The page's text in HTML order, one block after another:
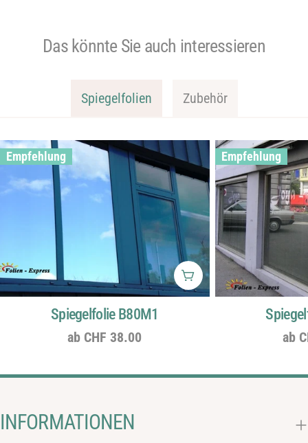
Das könnte Sie auch interessieren
Spiegelfolien Zubehör
Empfehlung
Wählen Sie Optionen
Spiegelfolie B80M1
Regulärer
ab CHF 38.00
Empfehlung
ab
INFORMATIONEN